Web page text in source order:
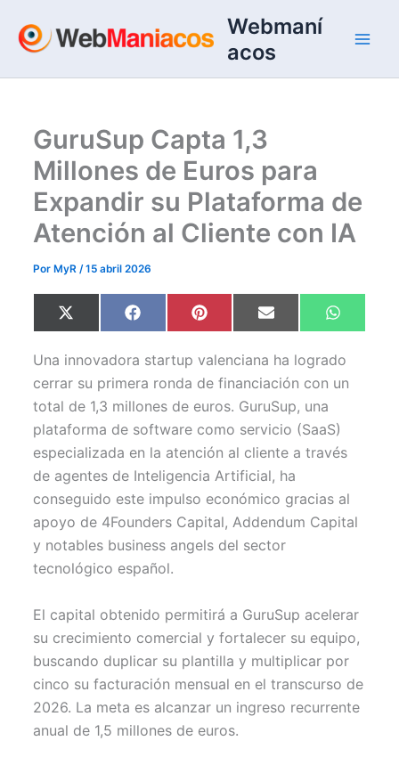
contenido
Webmaní
acos
GuruSup Capta 1,3
Millones de Euros para
Expandir su Plataforma de
Atención al Cliente con IA
Por MyR/15 abril 2026
Compartir
en
X
(
w
i
t
e
)
Compartir
en
F
a
e
b
o
o
k
Compartir
en
P
i
t
e
r
e
s
Compartir
en
E
m
i
l
en
W
h
t
s
A
p
Una innovadora startup valenciana ha logrado
cerrar su primera ronda de financiación con un
total de 1,3 millones de euros. GuruSup, una
plataforma de software como servicio (SaaS)
especializada en la atención al cliente a través
de agentes de Inteligencia Artificial, ha
conseguido este impulso económico gracias al
apoyo de 4Founders Capital, Addendum Capital
y notables business angels del sector
tecnológico español.
El capital obtenido permitirá a GuruSup acelerar
su crecimiento comercial y fortalecer su equipo,
buscando duplicar su plantilla y multiplicar por
cinco su facturación mensual en el transcurso de
2026. La meta es alcanzar un ingreso recurrente
anual de 1,5 millones de euros.